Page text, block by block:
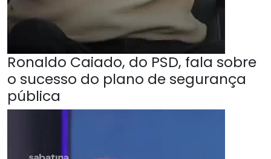
Ronaldo Caiado, do PSD, fala sobre
o sucesso do plano de segurança
pública